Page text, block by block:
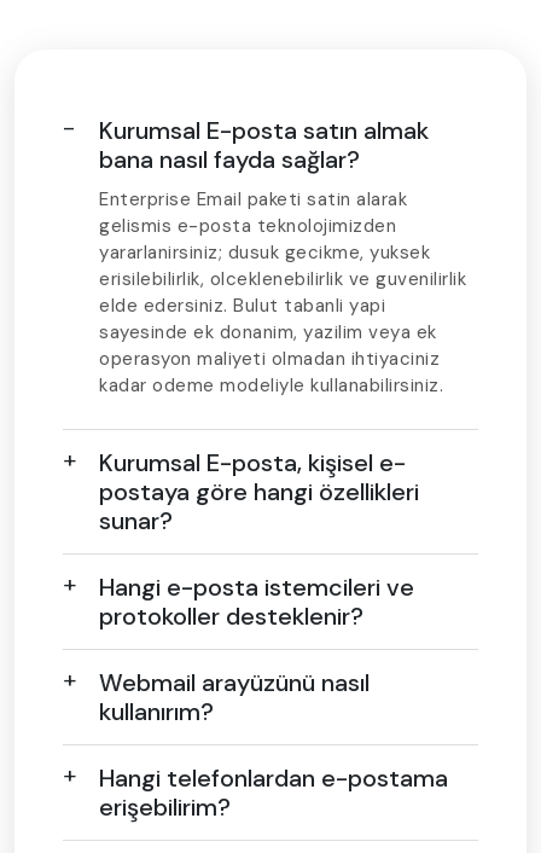
Kurumsal E-posta satın almak
bana nasıl fayda sağlar?
Enterprise Email paketi satin alarak
gelismis e-posta teknolojimizden
yararlanirsiniz; dusuk gecikme, yuksek
erisilebilirlik, olceklenebilirlik ve guvenilirlik
elde edersiniz. Bulut tabanli yapi
sayesinde ek donanim, yazilim veya ek
operasyon maliyeti olmadan ihtiyaciniz
kadar odeme modeliyle kullanabilirsiniz.
Kurumsal E-posta, kişisel e-
postaya göre hangi özellikleri
sunar?
Hangi e-posta istemcileri ve
protokoller desteklenir?
Webmail arayüzünü nasıl
kullanırım?
Hangi telefonlardan e-postama
erişebilirim?